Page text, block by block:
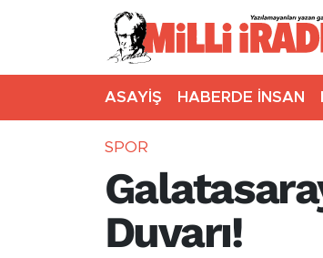
ASAYİŞ HABERDE İNSAN
SPOR
Duvarı!